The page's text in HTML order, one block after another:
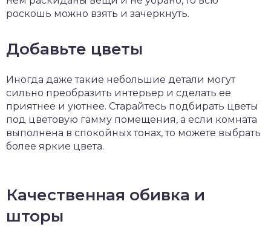
роскошь можно взять и зачеркнуть.
Добавьте цветы
Иногда даже такие небольшие детали могут
сильно преобразить интерьер и сделать ее
приятнее и уютнее. Старайтесь подбирать цветы
под цветовую гамму помещения, а если комната
выполнена в спокойных тонах, то можете выбрать
более яркие цвета.
Качественная обивка и
шторы